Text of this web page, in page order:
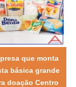
que monta
básica grande
doação Centro